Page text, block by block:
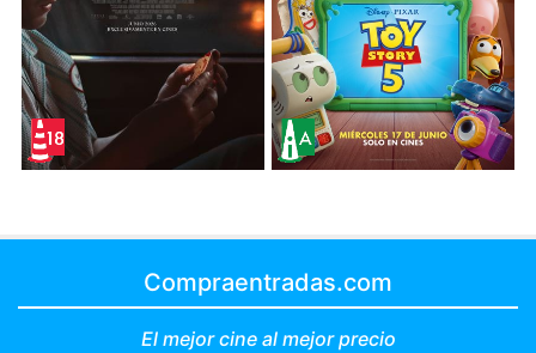
Compraentradas.com
El mejor cine al mejor precio